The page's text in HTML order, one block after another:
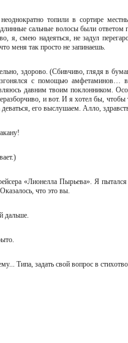
топили в сортире
сальные волосы были
я, смею надеяться, не задул
меня так просто не запинаешь.
здорово. (Сбивчиво, глядя в
с помощью амфетаминов…
давним твоим поклонником.
и вот. И я хотел бы,
его выслушаем. Алло,
«Лионелла Пырьева». Я пытался
что это вы.
дальше.
Типа, задать свой вопрос в